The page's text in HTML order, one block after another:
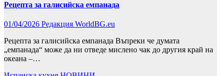
Рецепта за галисийска емпанада
01/04/2026 Редакция WorldBG.eu
Рецепта за галисийска емпанада Въпреки че думата
„емпанада“ може да ни отведе мислено чак до другия край на
океана –…